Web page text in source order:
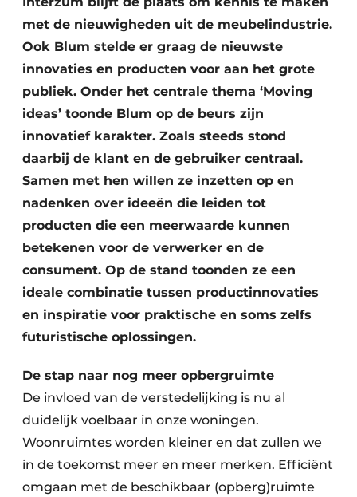
Vacature aanmelden
Video’s
met de nieuwigheden uit de meubelindustrie.
Ook Blum stelde er graag de nieuwste
innovaties en producten voor aan het grote
publiek. Onder het centrale thema ‘Moving
ideas’ toonde Blum op de beurs zijn
innovatief karakter. Zoals steeds stond
daarbij de klant en de gebruiker centraal.
Samen met hen willen ze inzetten op en
nadenken over ideeën die leiden tot
producten die een meerwaarde kunnen
betekenen voor de verwerker en de
consument. Op de stand toonden ze een
ideale combinatie tussen productinnovaties
en inspiratie voor praktische en soms zelfs
futuristische oplossingen.
De stap naar nog meer opbergruimte
De invloed van de verstedelijking is nu al
duidelijk voelbaar in onze woningen.
Woonruimtes worden kleiner en dat zullen we
in de toekomst meer en meer merken. Efficiënt
omgaan met de beschikbaar (opberg)ruimte